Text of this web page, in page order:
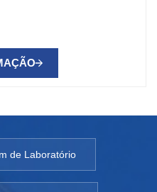
de Laboratório